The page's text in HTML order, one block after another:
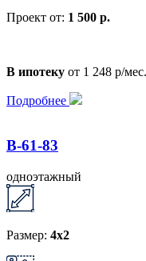
Проект от: 1 500 р.
В ипотеку от 1 248 р/мес.
Подробнее
B-61-83
одноэтажный
Размер: 4x2